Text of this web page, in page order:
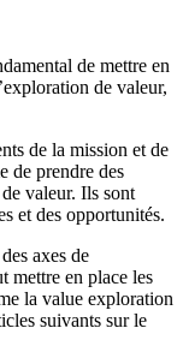
de mettre en
de valeur,
de la mission et de
de prendre des
valeur. Ils sont
et des opportunités.
axes de
mettre en place les
la value exploration
suivants sur le